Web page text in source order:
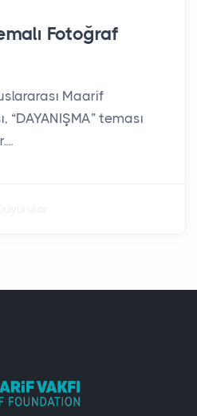
Fotoğraf
Maarif
“DAYANIŞMA” teması